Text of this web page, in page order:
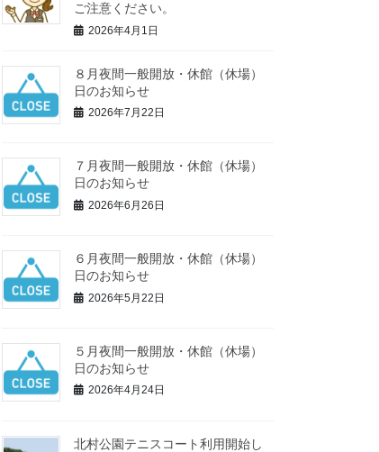
ご注意ください。
2026年4月1日
８月夜間一般開放・休館（休場）
日のお知らせ
2026年7月22日
７月夜間一般開放・休館（休場）
日のお知らせ
2026年6月26日
６月夜間一般開放・休館（休場）
日のお知らせ
2026年5月22日
５月夜間一般開放・休館（休場）
日のお知らせ
2026年4月24日
北村公園テニスコート利用開始し